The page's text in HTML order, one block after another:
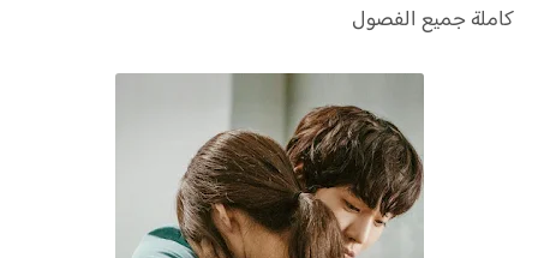
كاملة جميع الفصول